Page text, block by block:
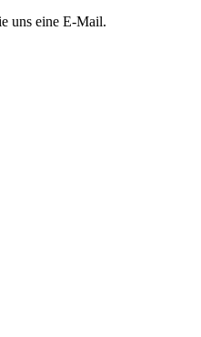
uns eine E-Mail.